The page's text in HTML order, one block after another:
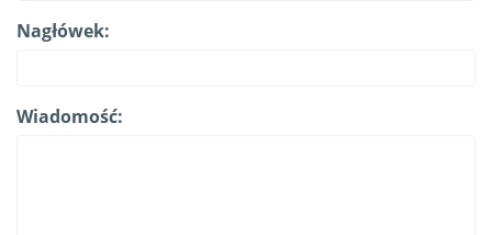
Nagłówek:
Wiadomość: